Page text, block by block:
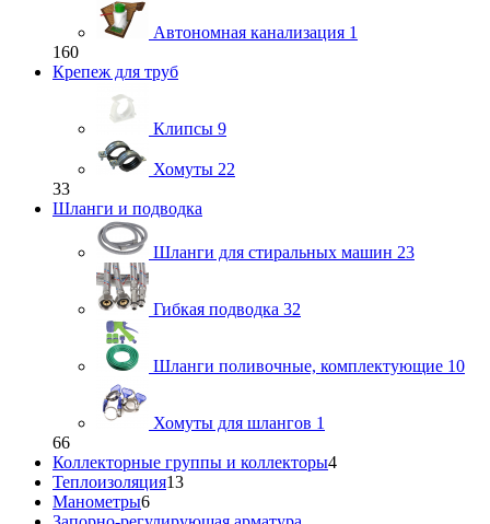
Автономная канализация 1
160
Крепеж для труб
Клипсы 9
Хомуты 22
33
Шланги и подводка
Шланги для стиральных машин 23
Гибкая подводка 32
Шланги поливочные, комплектующие 10
Хомуты для шлангов 1
66
Коллекторные группы и коллекторы4
Теплоизоляция13
Манометры6